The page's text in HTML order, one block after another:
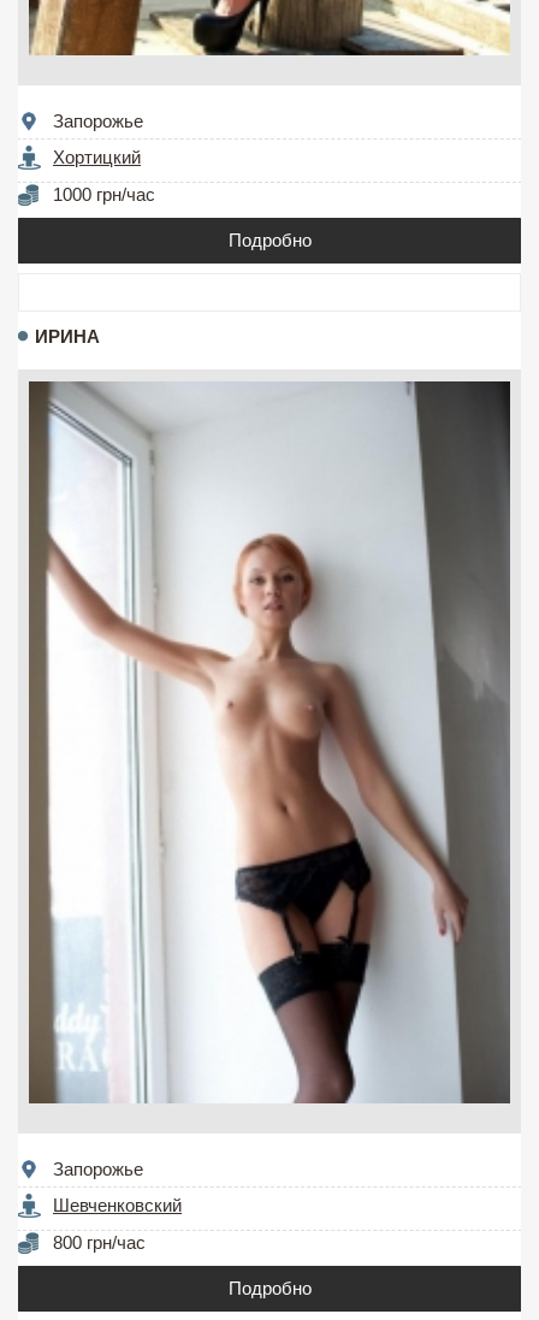
Запорожье
Хортицкий
1000 грн/час
Подробно
ИРИНА
Запорожье
Шевченковский
800 грн/час
Подробно